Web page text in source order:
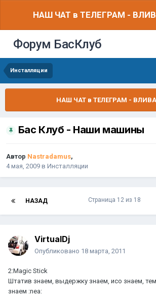
НАШ ЧАТ в ТЕЛЕГРАМ -
Форум БасКлуб
Инсталляции
НАШ ЧАТ в ТЕЛЕГРАМ -
Бас Клуб - Наши машины
Автор Nastradamus,
4 мая, 2009 в Инсталляции
НАЗАД Страница 12 из 18
VirtualDj
Опубликовано 18 марта, 2011
2:Magic Stick
Штатив знаем, выдержку знаем, исо знаем,
знаем :nea: